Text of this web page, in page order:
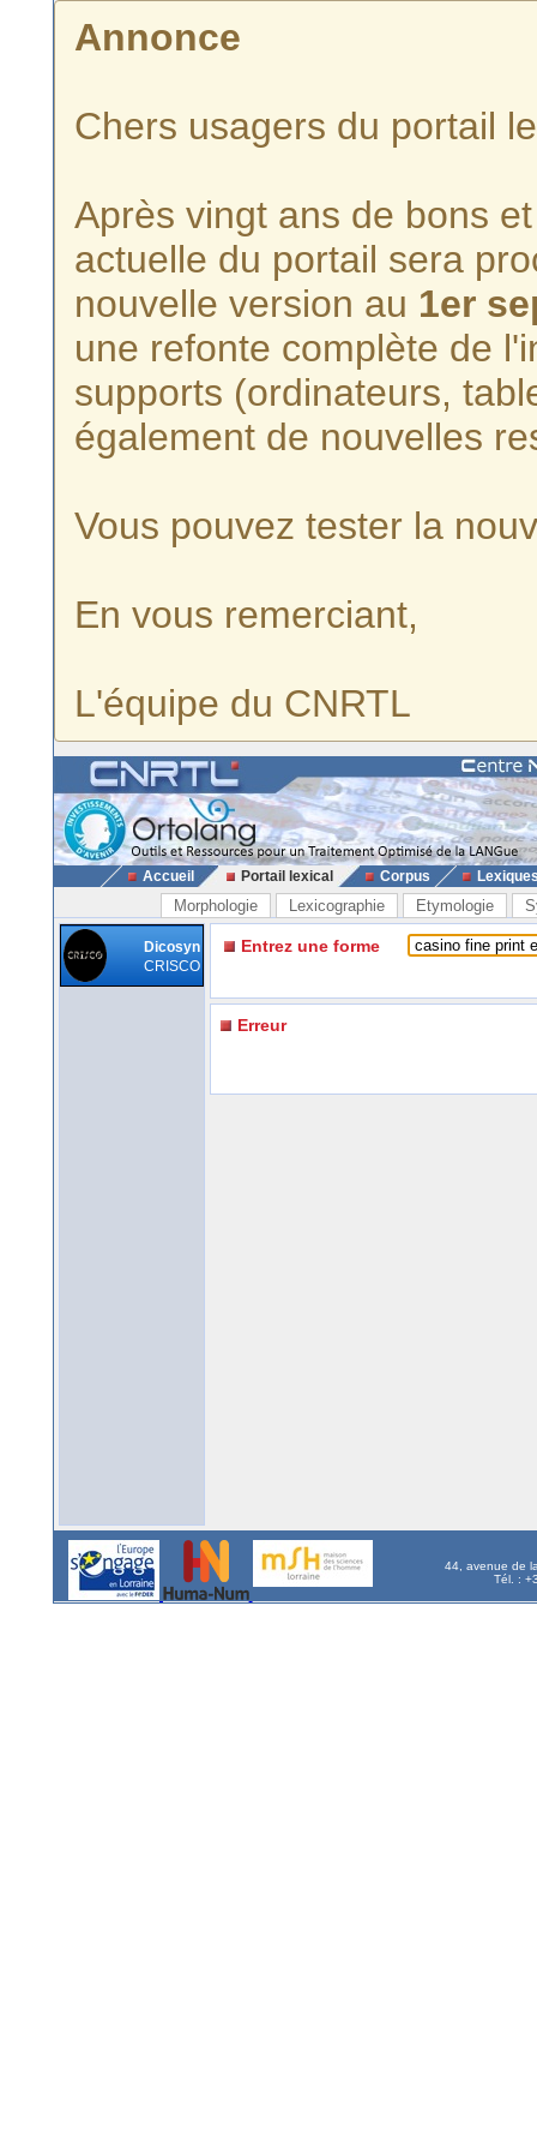
Annonce
Chers usagers du portail
Après vingt ans de bons
actuelle du portail sera
nouvelle version au 1er
une refonte complète de
supports (ordinateurs,
également de nouvelles
Vous pouvez tester la
En vous remerciant,
L'équipe du CNRTL
Accueil Portail lexical Corpus
Morphologie Lexicographie Etymologie
Dicosyn
CRISCO
Entrez une forme
Erreur
44, avenue de
Tél. :